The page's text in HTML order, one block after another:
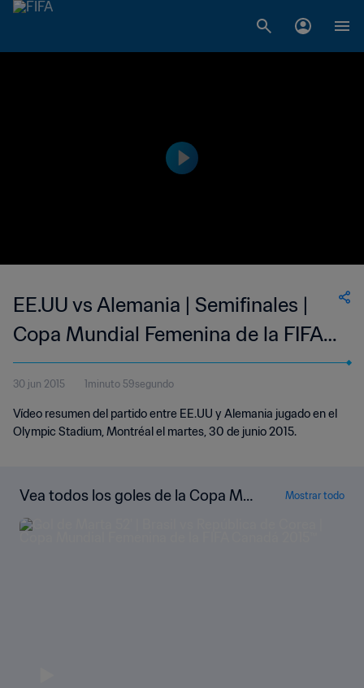
EE.UU vs Alemania | Semifinales |
Copa Mundial Femenina de la FIFA
Canadá 2015 | Highlights
30 jun 2015 1minuto 59segundo
Vídeo resumen del partido entre EE.UU y Alemania jugado en el
Olympic Stadium, Montréal el martes, 30 de junio 2015.
Vea todos los goles de la Copa Mu
ndial Femenina de la FIFA Canadá 2
015™
Mostrar todo